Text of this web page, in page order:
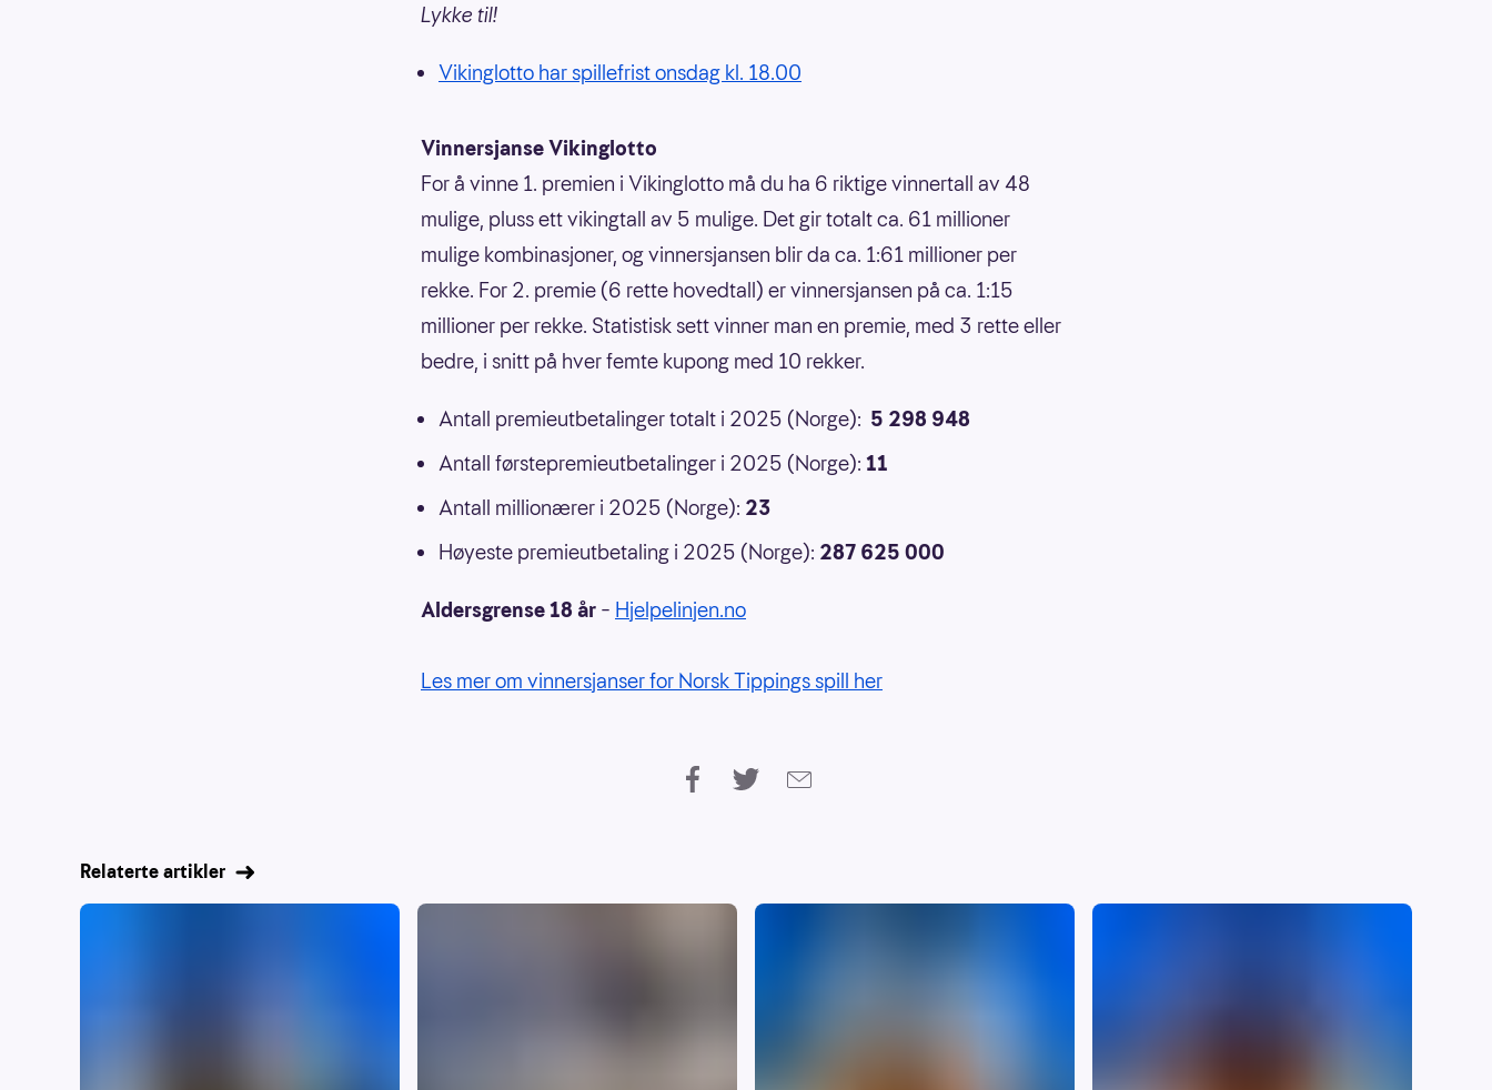
Lykke til!
Vikinglotto har spillefrist onsdag kl. 18.00
Vinnersjanse Vikinglotto
For å vinne 1. premien i Vikinglotto må du ha 6 riktige vinnertall av 48
mulige, pluss ett vikingtall av 5 mulige. Det gir totalt ca. 61 millioner
mulige kombinasjoner, og vinnersjansen blir da ca. 1:61 millioner per
rekke. For 2. premie (6 rette hovedtall) er vinnersjansen på ca. 1:15
millioner per rekke. Statistisk sett vinner man en premie, med 3 rette eller
bedre, i snitt på hver femte kupong med 10 rekker.
Antall premieutbetalinger totalt i 2025 (Norge): 5 298 948
Antall førstepremieutbetalinger i 2025 (Norge): 11
Antall millionærer i 2025 (Norge): 23
Høyeste premieutbetaling i 2025 (Norge): 287 625 000
Aldersgrense 18 år – Hjelpelinjen.no
Les mer om vinnersjanser for Norsk Tippings spill her
Relaterte artikler